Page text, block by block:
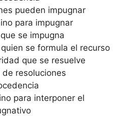
pueden impugnar
para impugnar
se impugna
se formula el recurso
que se resuelve
de resoluciones
para interponer el